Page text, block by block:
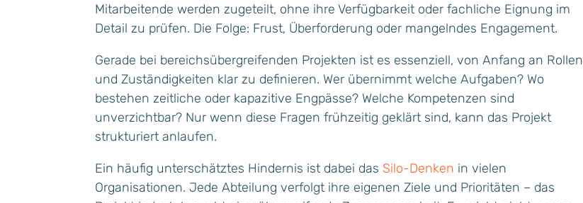
Mitarbeitende werden zugeteilt, ohne ihre Verfügbarkeit oder fachliche Eignung im
Detail zu prüfen. Die Folge: Frust, Überforderung oder mangelndes Engagement.
Gerade bei bereichsübergreifenden Projekten ist es essenziell, von Anfang an Rollen
und Zuständigkeiten klar zu definieren. Wer übernimmt welche Aufgaben? Wo
bestehen zeitliche oder kapazitive Engpässe? Welche Kompetenzen sind
unverzichtbar? Nur wenn diese Fragen frühzeitig geklärt sind, kann das Projekt
strukturiert anlaufen.
Ein häufig unterschätztes Hindernis ist dabei das Silo-Denken in vielen
Organisationen. Jede Abteilung verfolgt ihre eigenen Ziele und Prioritäten – das